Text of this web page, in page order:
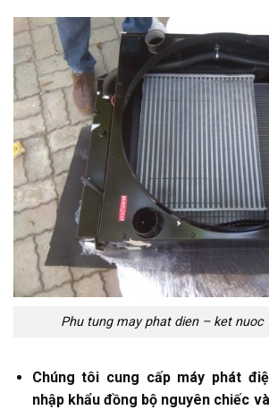
Phu tung may phat dien – ket nuoc
Chúng tôi cung cấp máy phát
nhập khẩu đồng bộ nguyên chiếc